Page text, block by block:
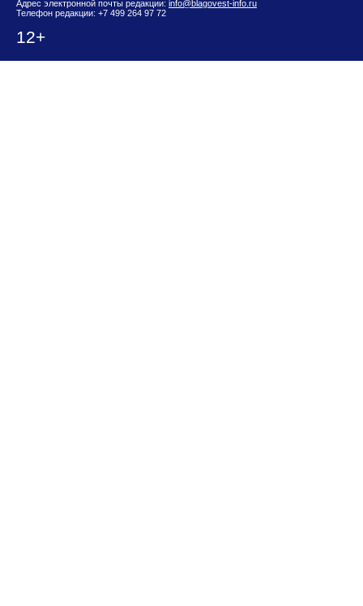
Адрес электронной почты редакции: info@blagovest-info.ru
Телефон редакции: +7 499 264 97 72
12+